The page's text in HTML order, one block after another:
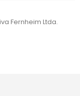
Fernheim Ltda.